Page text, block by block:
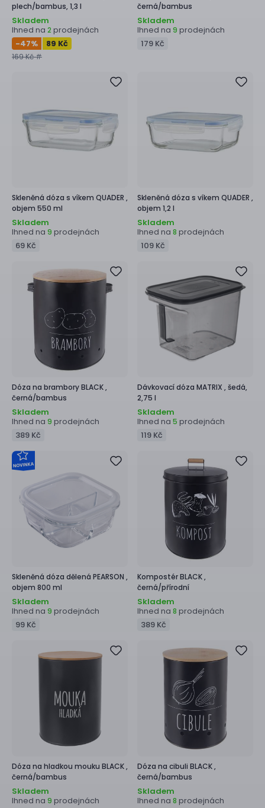
plech/bambus, 1,3 l
Skladem
Ihned na 2 prodejnách
-47% 89 Kč
169 Kč #
černá/bambus
Skladem
Ihned na 9 prodejnách
179 Kč
Skleněná dóza s víkem QUADER ,
objem 550 ml
Skladem
Ihned na 9 prodejnách
69 Kč
Skleněná dóza s víkem QUADER ,
objem 1,2 l
Skladem
Ihned na 8 prodejnách
109 Kč
Dóza na bramboryBLACK ,
černá/bambus
Skladem
Ihned na 9 prodejnách
389 Kč
Dávkovací dóza MATRIX ,šedá,
2,75 l
Skladem
Ihned na 5 prodejnách
119 Kč
Skleněná dóza dělená PEARSON ,
objem 800 ml
Skladem
Ihned na 9 prodejnách
99 Kč
KompostérBLACK ,
černá/přírodní
Skladem
Ihned na 8 prodejnách
389 Kč
Dóza na hladkou mouku BLACK ,
černá/bambus
Skladem
Ihned na 9 prodejnách
Dóza na cibuli BLACK ,
černá/bambus
Skladem
Ihned na 8 prodejnách